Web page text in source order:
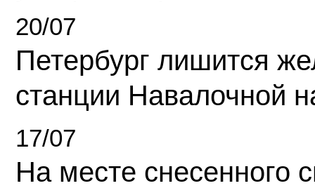
20/07
Петербург лишится
станции Навалочной
17/07
На месте снесенного